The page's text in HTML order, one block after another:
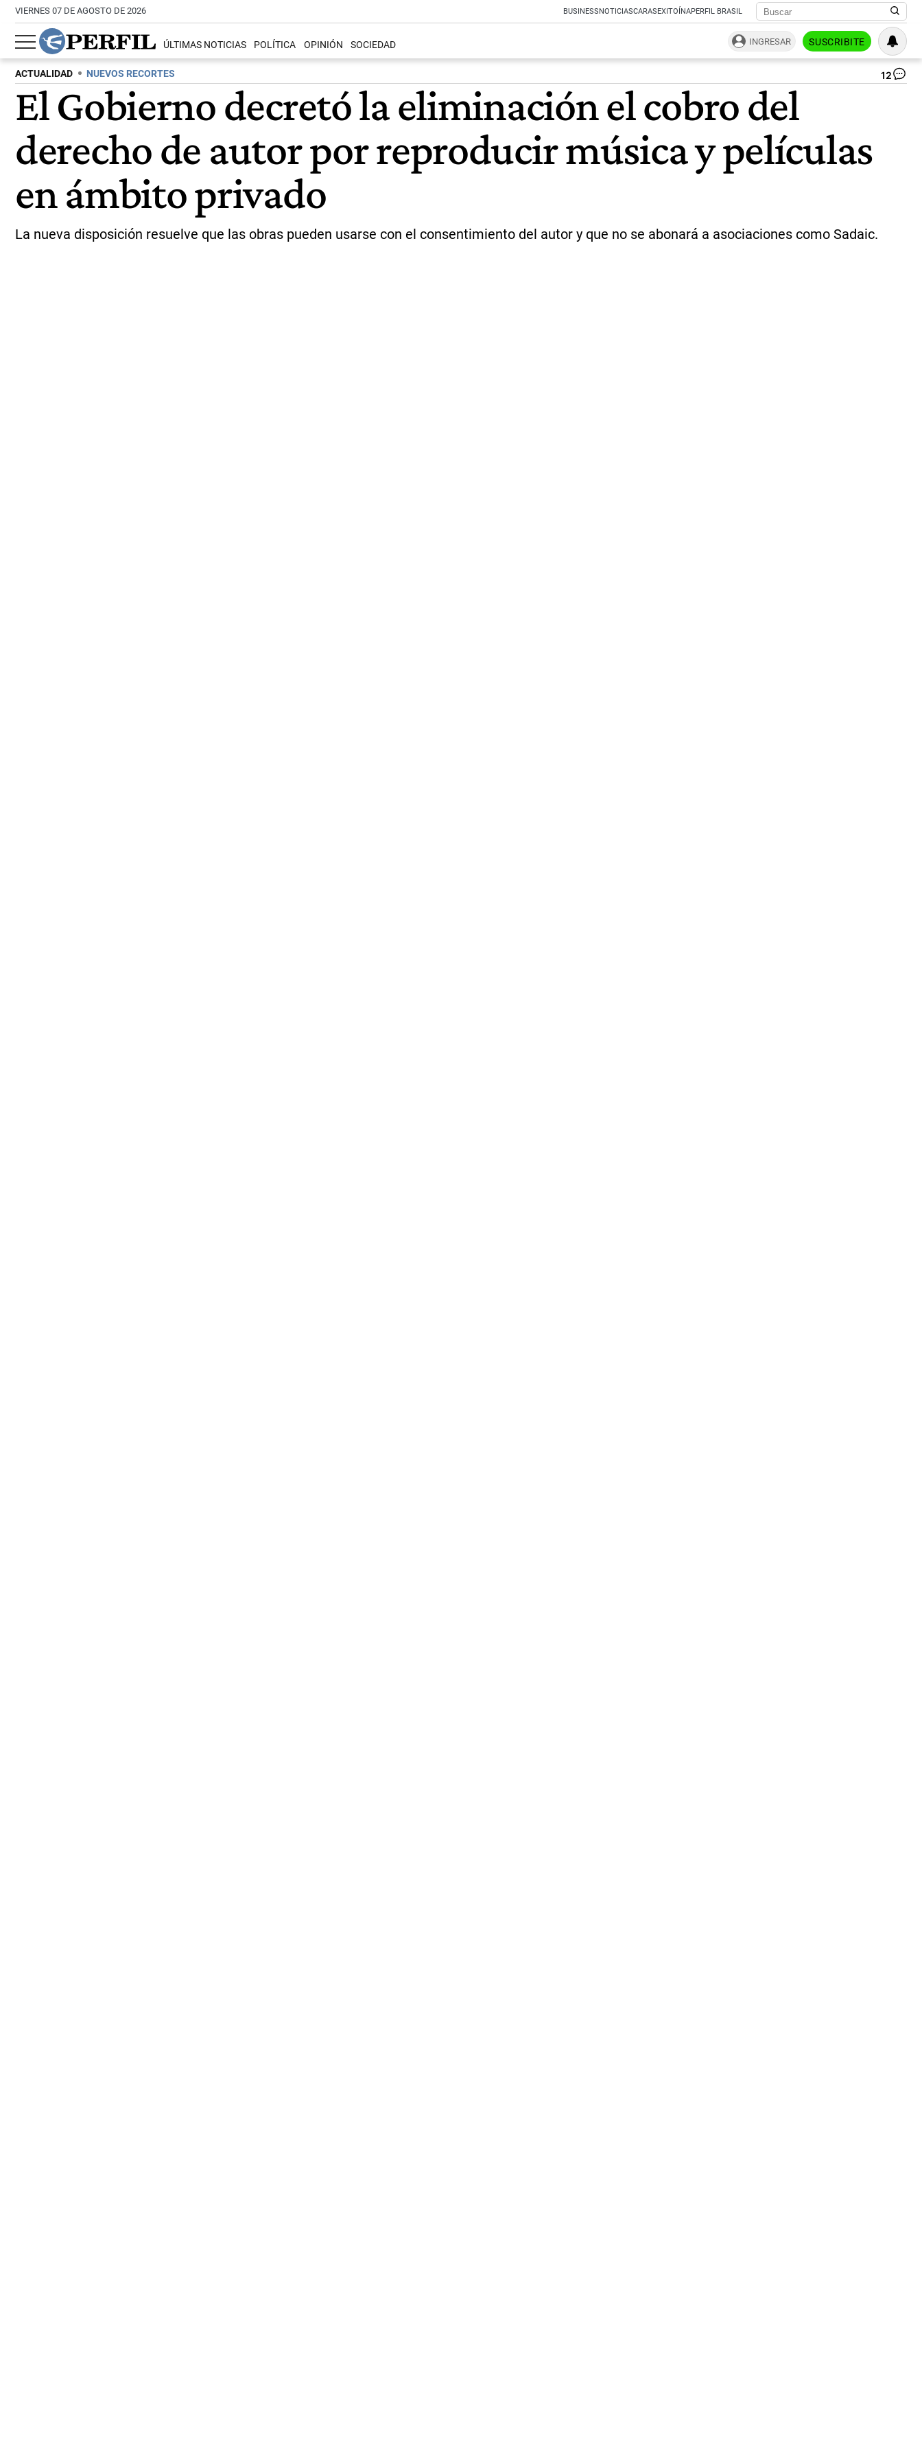
VIERNES 07 DE AGOSTO DE 2026 BUSINESSNOTICIASCARASEXITOÍNAPERFIL BRASIL
ÚLTIMAS NOTICIAS POLÍTICA OPINIÓN SOCIEDAD INGRESAR SUSCRIBITE
ACTUALIDAD NUEVOS RECORTES 12
El Gobierno decretó la eliminación el cobro del
derecho de autor por reproducir música y películas
en ámbito privado
La nueva disposición resuelve que las obras pueden usarse con el consentimiento del autor y que no se abonará a asociaciones como Sadaic.